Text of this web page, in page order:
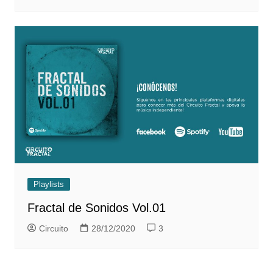
Playlists
Fractal de Sonidos Vol.01
Circuito 28/12/2020 3